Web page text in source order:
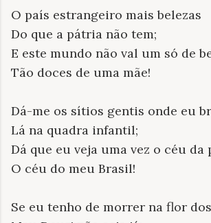
O país estrangeiro mais belezas
Do que a pátria não tem;
E este mundo não val um só de
Tão doces de uma mãe!
Dá-me os sítios gentis onde eu
Lá na quadra infantil;
Dá que eu veja uma vez o céu da
O céu do meu Brasil!
Se eu tenho de morrer na flor